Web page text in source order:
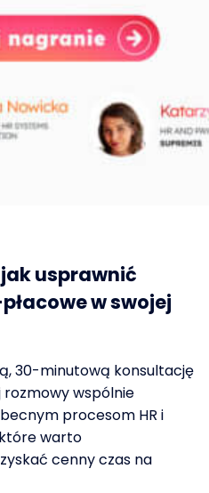
usprawnić
w swojej
30-minutową konsultację
wspólnie
procesom HR i
warto
cenny czas na